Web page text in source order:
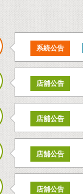
系統公告
店舖公告
店舖公告
店舖公告
店舖公告